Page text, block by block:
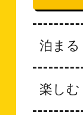
泊まる
楽しむ